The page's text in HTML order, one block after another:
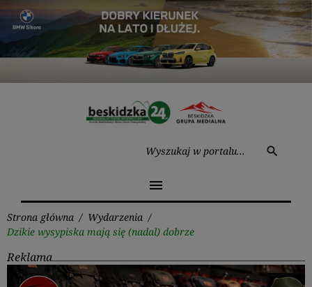
Przejdź
treści
search
menu
Strona główna / Wydarzenia /
Dzikie wysypiska mają się (nadal) dobrze
Reklama